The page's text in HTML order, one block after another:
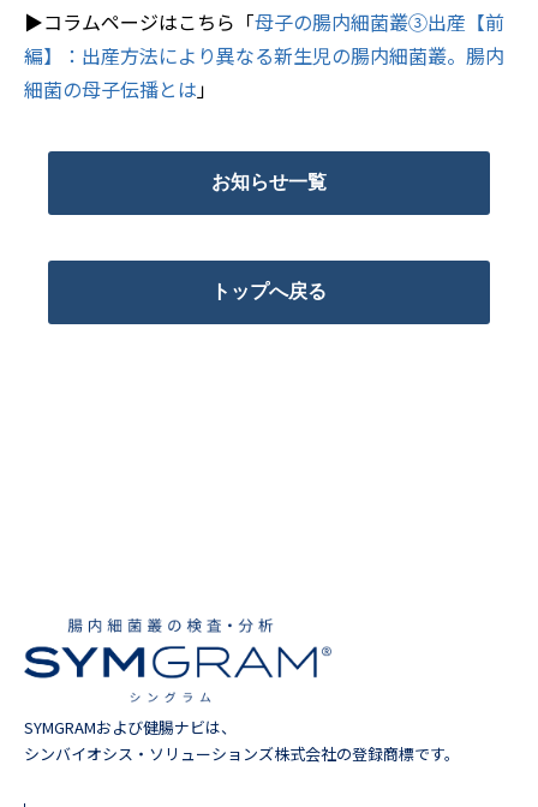
▶コラムページはこちら「母子の腸内細菌叢③出産【前
編】：出産方法により異なる新生児の腸内細菌叢。腸内
細菌の母子伝播とは 」
お知らせ一覧
トップへ戻る
SYMGRAMおよび健腸ナビは、
シンバイオシス・ソリューションズ株式会社の登録商標です。